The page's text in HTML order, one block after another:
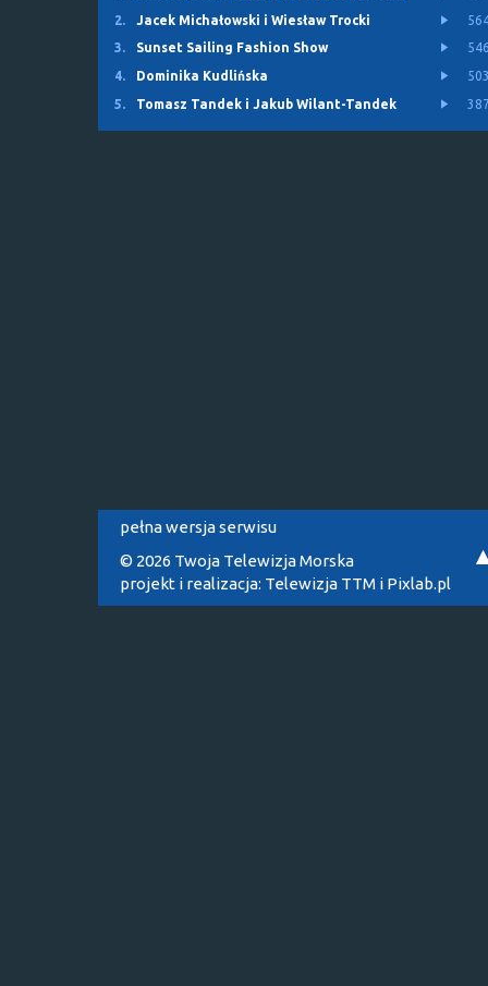
2.
Jacek Michałowski i Wiesław Trocki
3.
Sunset Sailing Fashion Show
4.
Dominika Kudlińska
5.
Tomasz Tandek i Jakub Wilant-Tandek
pełna wersja serwisu
© 2026 Twoja Telewizja Morska
projekt i realizacja: Telewizja TTM i Pixlab.pl